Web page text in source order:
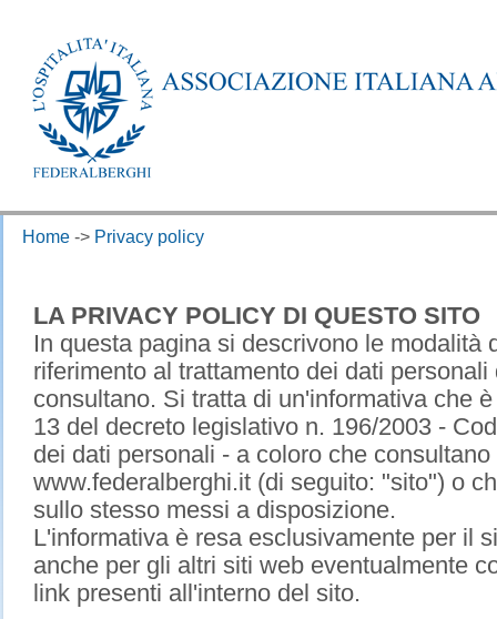
Home -> Privacy policy
LA PRIVACY POLICY DI QUESTO SITO
In questa pagina si descrivono le modalità
riferimento al trattamento dei dati
consultano. Si tratta di un'informativa che
13 del decreto legislativo n. 196/2003 -
dei dati personali - a coloro che
www.federalberghi.it (di seguito: "sito") o
sullo stesso messi a disposizione.
L'informativa è resa esclusivamente per il
anche per gli altri siti web eventualmente
link presenti all'interno del sito.